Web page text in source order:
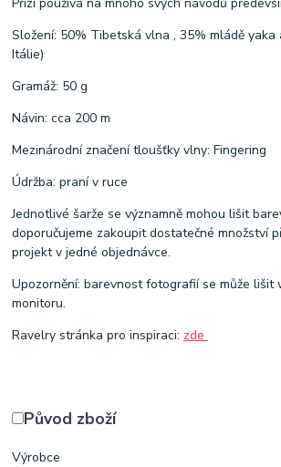
Složení: 50% Tibetská vlna , 35% mládě
Itálie)
Gramáž: 50 g
Návin: cca 200 m
Mezinárodní značení tloušťky vlny: Fingering
Údržba: praní v ruce
Jednotlivé šarže se významně mohou lišit
doporučujeme zakoupit dostatečné množství
projekt v jedné objednávce.
Upozornění: barevnost fotografií se může lišit
monitoru.
Ravelry stránka pro inspiraci: zde
Původ zboží
Výrobce